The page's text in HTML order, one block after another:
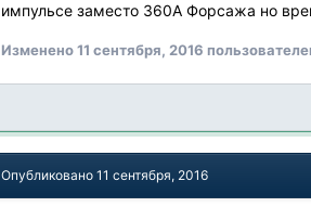
импульсе заместо 360А Форсажа но
Изменено11 сентября, 2016
Опубликовано11 сентября, 2016